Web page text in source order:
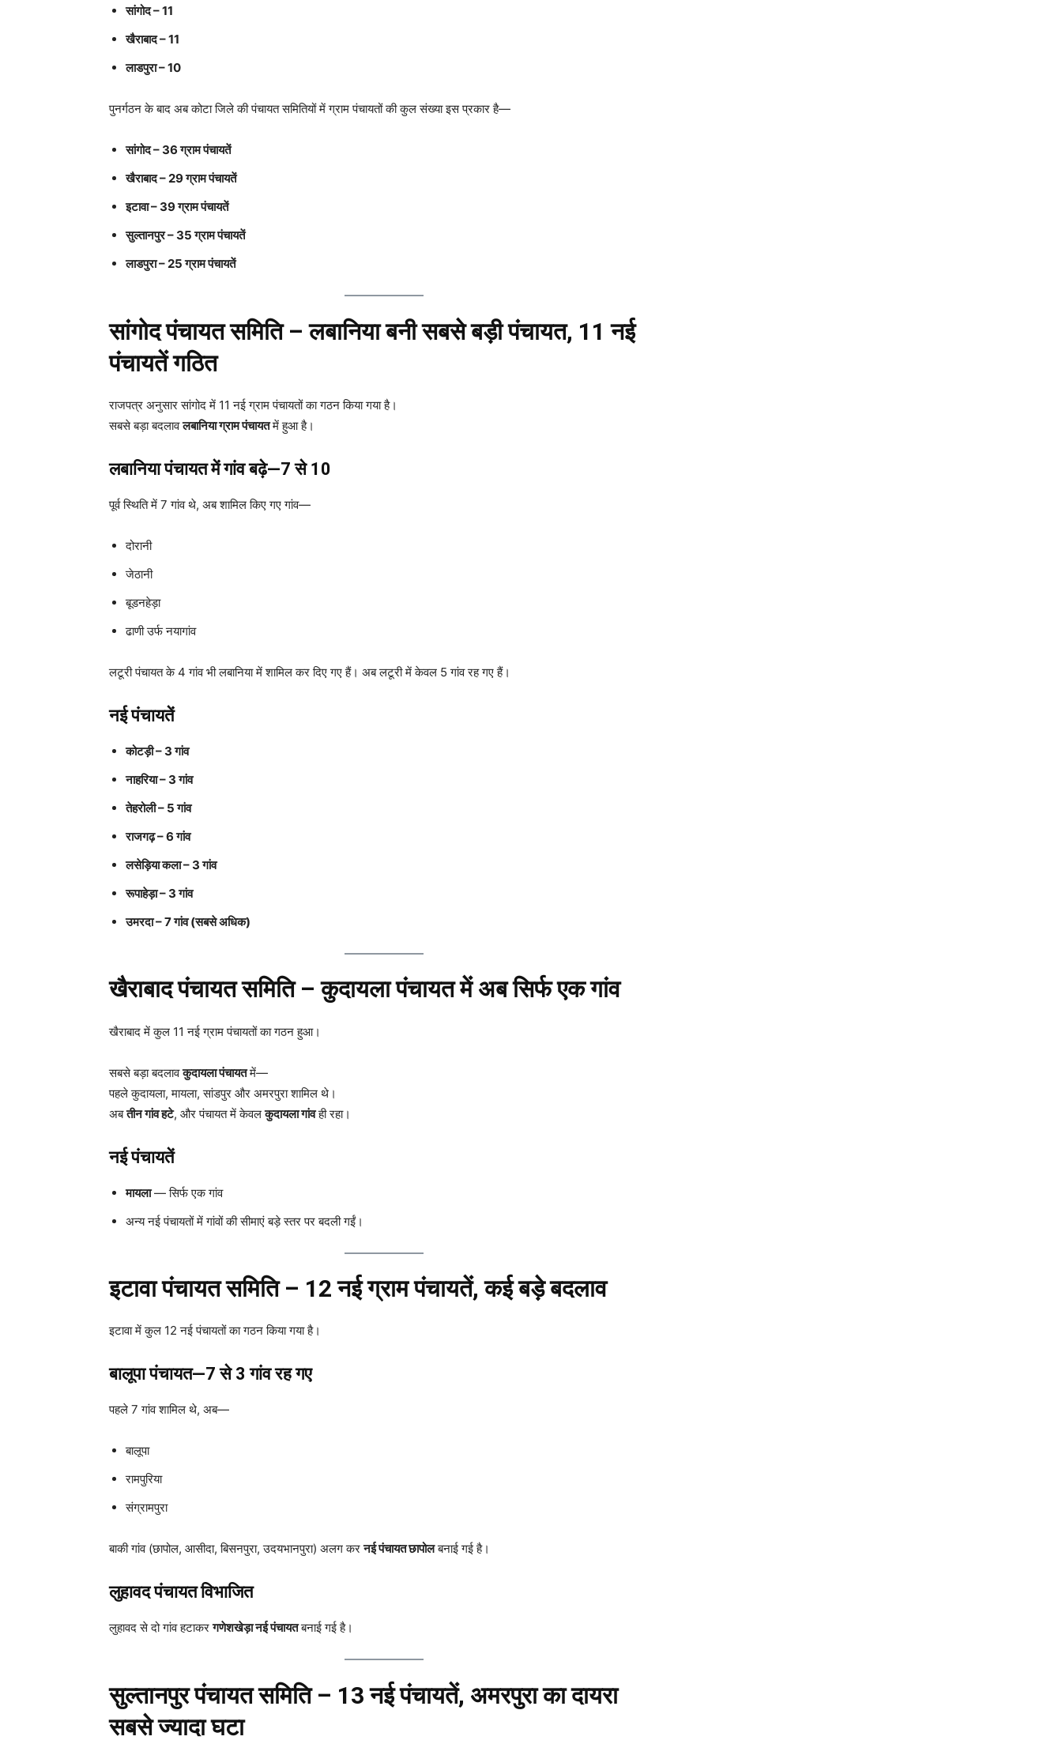
सांगोद – 11
खैराबाद – 11
लाडपुरा – 10
पुनर्गठन के बाद अब कोटा जिले की पंचायत समितियों में ग्राम पंचायतों की कुल संख्या इस प्रकार है—
सांगोद – 36 ग्राम पंचायतें
खैराबाद – 29 ग्राम पंचायतें
इटावा – 39 ग्राम पंचायतें
सुल्तानपुर – 35 ग्राम पंचायतें
लाडपुरा – 25 ग्राम पंचायतें
सांगोद पंचायत समिति – लबानिया बनी सबसे बड़ी पंचायत, 11 नई
पंचायतें गठित
राजपत्र अनुसार सांगोद में 11 नई ग्राम पंचायतों का गठन किया गया है।
सबसे बड़ा बदलावलबानिया ग्राम पंचायतमें हुआ है।
लबानिया पंचायत में गांव बढ़े—7 से 10
पूर्व स्थिति में 7 गांव थे, अब शामिल किए गए गांव—
दोरानी
जेठानी
बूडनहेड़ा
ढाणी उर्फ नयागांव
लटूरी पंचायत के 4 गांव भी लबानिया में शामिल कर दिए गए हैं। अब लटूरी में केवल 5 गांव रह गए हैं।
नई पंचायतें
कोटड़ी – 3 गांव
नाहरिया – 3 गांव
तेहरोली – 5 गांव
राजगढ़ – 6 गांव
लसेड़िया कला – 3 गांव
रूपाहेड़ा – 3 गांव
उमरदा – 7 गांव (सबसे अधिक)
खैराबाद पंचायत समिति – कुदायला पंचायत में अब सिर्फ एक गांव
खैराबाद में कुल 11 नई ग्राम पंचायतों का गठन हुआ।
सबसे बड़ा बदलावकुदायला पंचायतमें—
पहले कुदायला, मायला, सांडपुर और अमरपुरा शामिल थे।
अबतीन गांव हटे, और पंचायत में केवलकुदायला गांवही रहा।
नई पंचायतें
मायला— सिर्फ एक गांव
अन्य नई पंचायतों में गांवों की सीमाएं बड़े स्तर पर बदली गईं।
इटावा पंचायत समिति – 12 नई ग्राम पंचायतें, कई बड़े बदलाव
इटावा में कुल 12 नई पंचायतों का गठन किया गया है।
बालूपा पंचायत—7 से 3 गांव रह गए
पहले 7 गांव शामिल थे, अब—
बालूपा
रामपुरिया
संग्रामपुरा
बाकी गांव (छापोल, आसीदा, बिसनपुरा, उदयभानपुरा) अलग करनई पंचायत छापोलबनाई गई है।
लुहावद पंचायत विभाजित
लुहावद से दो गांव हटाकरगणेशखेड़ा नई पंचायतबनाई गई है।
सुल्तानपुर पंचायत समिति – 13 नई पंचायतें, अमरपुरा का दायरा
सबसे ज्यादा घटा